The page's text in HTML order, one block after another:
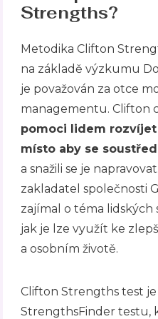
Strengths?
Metodika Clifton
na základě výzkumu
je považován za otce
managementu. Clifton
pomoci lidem
místo aby se
a snažili se je
zakladatel společnosti
zajímal o téma lidských
jak je lze využít ke
a osobním životě.
Clifton Strengths test
StrengthsFinder testu,